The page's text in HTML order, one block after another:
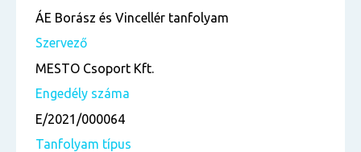
ÁE Borász és Vincellér tanfolyam
Szervező
MESTO Csoport Kft.
Engedély száma
E/2021/000064
Tanfolyam típus